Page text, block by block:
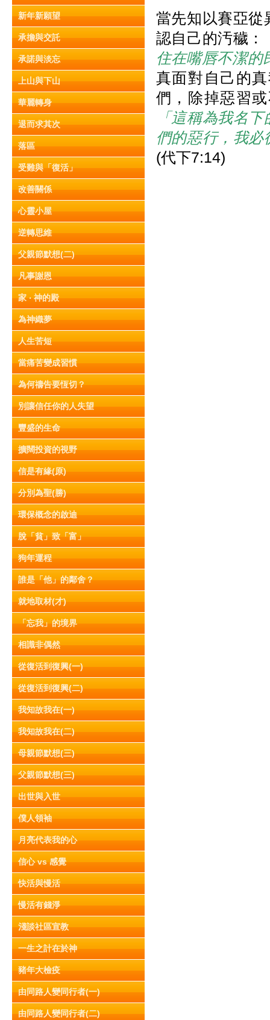
新年新願望
承擔與交託
承諾與淡忘
上山與下山
華麗轉身
退而求其次
落區
受難與「復活」
改善關係
心靈小屋
逆轉思維
父親節默想(二)
凡事謝恩
家 ‧ 神的殿
為神織夢
人生苦短
當痛苦變成習慣
為何禱告要恆切？
別讓信任你的人失望
豐盛的生命
擴闊投資的視野
信是有緣(原)
分別為聖(勝)
環保概念的啟迪
脫「貧」致「富」
狗年運程
誰是「他」的鄰舍？
就地取材(才)
「忘我」的境界
相識非偶然
從復活到復興(一)
從復活到復興(二)
我知故我在(一)
我知故我在(二)
母親節默想(三)
父親節默想(三)
出世與入世
僕人領袖
月亮代表我的心
信心 vs 感覺
快活與慢活
慢活有錢淨
淺談社區宣教
一生之計在於神
豬年大檢疫
由同路人變同行者(一)
由同路人變同行者(二)
當先知以賽亞從
認自己的汚穢：
住在嘴唇不潔的
真面對自己的
們，除掉惡習
「這稱為我名
們的惡行，我
(代下7:14)